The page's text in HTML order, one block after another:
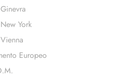
York
Europeo